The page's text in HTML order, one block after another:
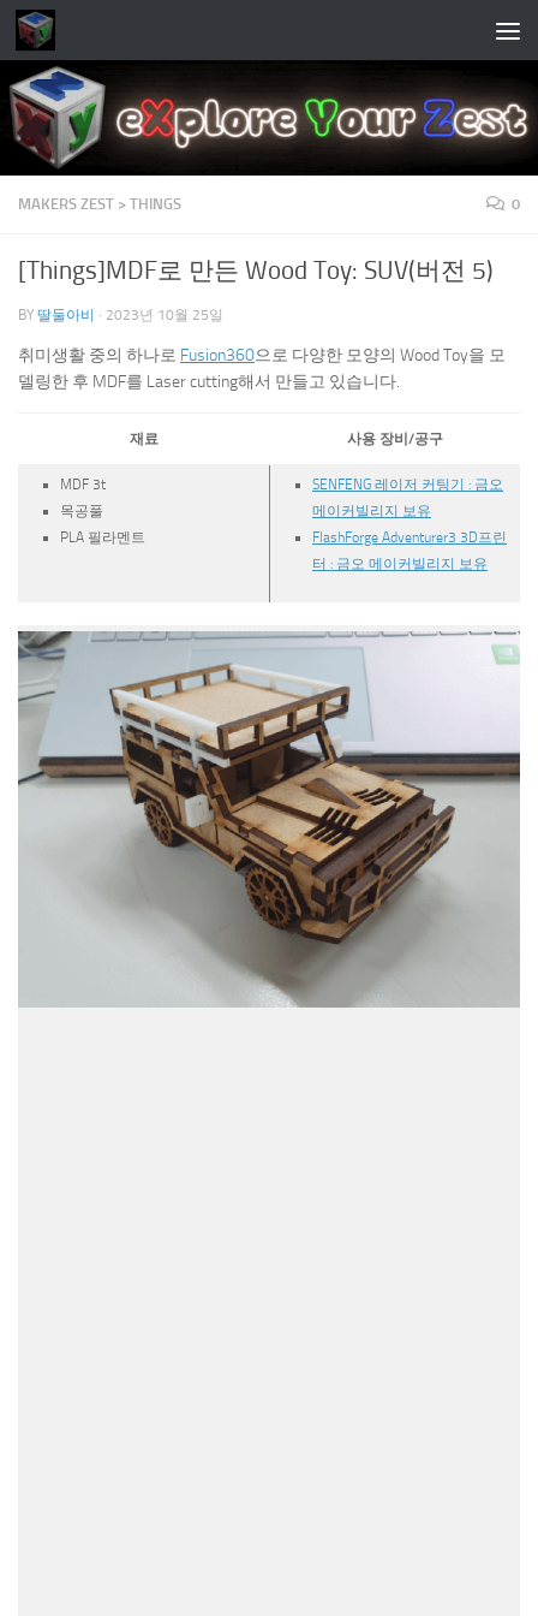
Skip to content
MAKERS ZEST > THINGS 0
[Things]MDF로 만든 Wood Toy: SUV(버전 5)
BY 딸둘아비 · 2023년 10월 25일
취미생활 중의 하나로 Fusion360으로 다양한 모양의 Wood Toy을 모
델링한 후 MDF를 Laser cutting해서 만들고 있습니다.
재료 사용 장비/공구
MDF 3t
목공풀
PLA 필라멘트
SENFENG 레이저 커팅기 : 금오
메이커빌리지 보유
FlashForge Adventurer3 3D프린
터 : 금오 메이커빌리지 보유